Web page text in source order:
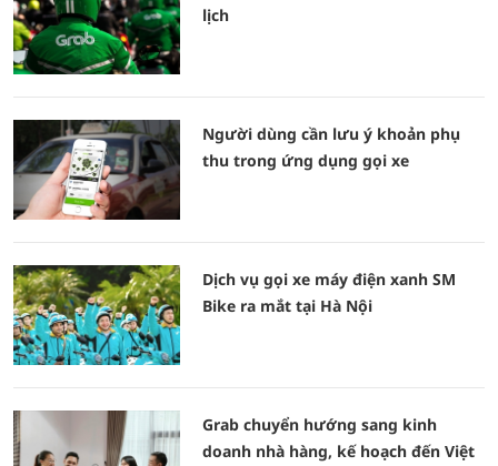
lịch
Người dùng cần lưu ý khoản phụ
thu trong ứng dụng gọi xe
Dịch vụ gọi xe máy điện xanh SM
Bike ra mắt tại Hà Nội
Grab chuyển hướng sang kinh
doanh nhà hàng, kế hoạch đến Việt